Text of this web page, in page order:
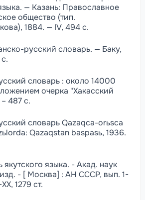
— Казань: Православное
общество (тип.
1884. — IV, 494 c.
русский словарь. — Баку,
словарь : около 14000
очерка "Хакасский
487 с.
словарь Qazaqca-orьsca
Qazaqstan baspasь, 1936.
якутского языка. - Акад. наук
- [ Москва] : АН СССР, вып. 1-
1279 ст.